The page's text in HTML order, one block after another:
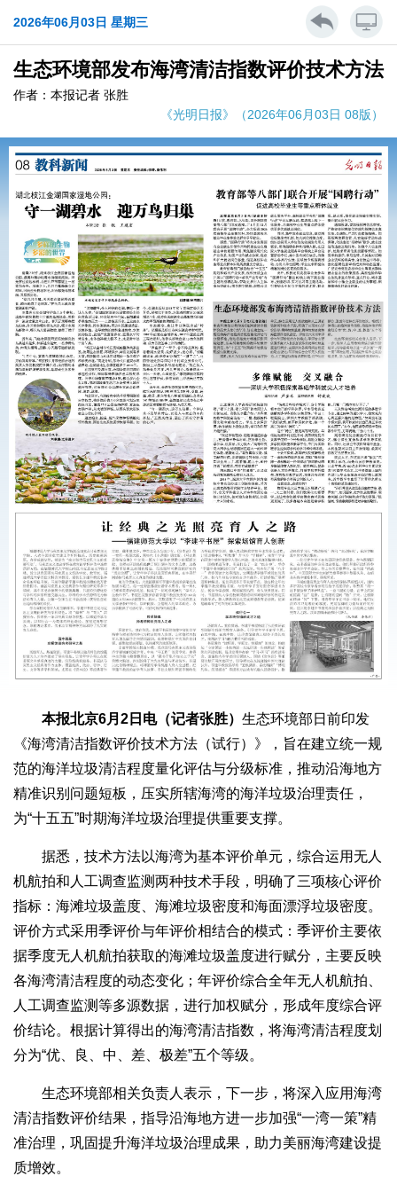
2026年06月03日 星期三
生态环境部发布海湾清洁指数评价技术方法
作者：本报记者 张胜
《光明日报》（2026年06月03日 08版）
本报北京6月2日电（记者张胜） 生态环境部日前印发
《海湾清洁指数评价技术方法（试行）》，旨在建立统一规
范的海洋垃圾清洁程度量化评估与分级标准，推动沿海地方
精准识别问题短板，压实所辖海湾的海洋垃圾治理责任，
为“十五五”时期海洋垃圾治理提供重要支撑。
据悉，技术方法以海湾为基本评价单元，综合运用无人
机航拍和人工调查监测两种技术手段，明确了三项核心评价
指标：海滩垃圾盖度、海滩垃圾密度和海面漂浮垃圾密度。
评价方式采用季评价与年评价相结合的模式：季评价主要依
据季度无人机航拍获取的海滩垃圾盖度进行赋分，主要反映
各海湾清洁程度的动态变化；年评价综合全年无人机航拍、
人工调查监测等多源数据，进行加权赋分，形成年度综合评
价结论。根据计算得出的海湾清洁指数，将海湾清洁程度划
分为“优、良、中、差、极差”五个等级。
生态环境部相关负责人表示，下一步，将深入应用海湾
清洁指数评价结果，指导沿海地方进一步加强“一湾一策”精
准治理，巩固提升海洋垃圾治理成果，助力美丽海湾建设提
质增效。